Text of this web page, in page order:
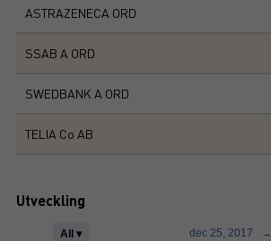
ASTRAZENECA ORD
SSAB A ORD
SWEDBANK A ORD
TELIA Co AB
Utveckling
All ▾ dec 25, 2017 →